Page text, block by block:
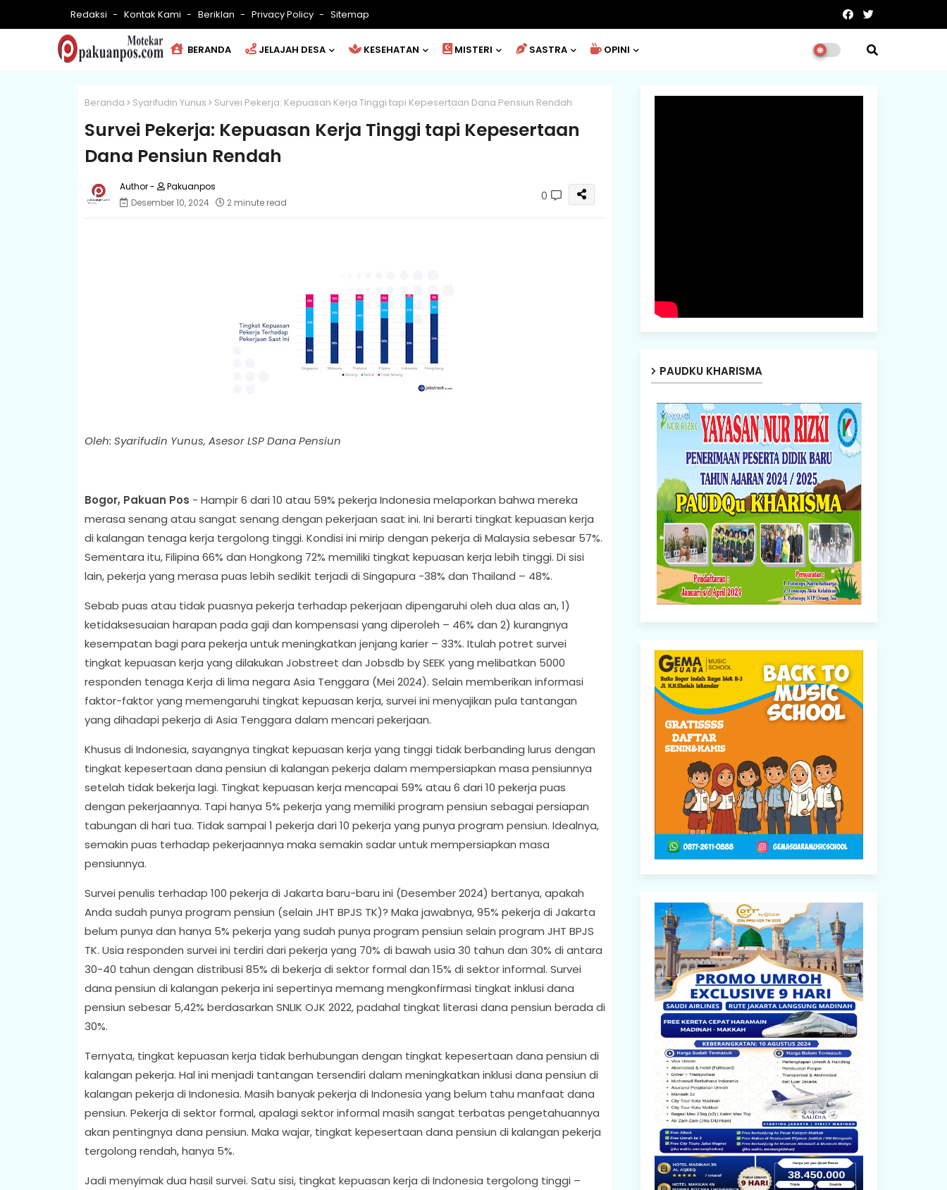
Redaksi Kontak Kami Beriklan Privacy Policy Sitemap
BERANDA JELAJAH DESA KESEHATAN MISTERI SASTRA OPINI
Beranda Syarifudin Yunus Survei Pekerja: Kepuasan Kerja Tinggi tapi Kepesertaan Dana Pensiun Rendah
Survei Pekerja: Kepuasan Kerja Tinggi tapi Kepesertaan
Dana Pensiun Rendah
Pakuanpos
Desember 10, 2024
2 minute read 0
Oleh: Syarifudin Yunus, Asesor LSP Dana Pensiun
Bogor, Pakuan Pos - Hampir 6 dari 10 atau 59% pekerja Indonesia melaporkan bahwa mereka
merasa senang atau sangat senang dengan pekerjaan saat ini. Ini berarti tingkat kepuasan kerja
di kalangan tenaga kerja tergolong tinggi. Kondisi ini mirip dengan pekerja di Malaysia sebesar 57%.
Sementara itu, Filipina 66% dan Hongkong 72% memiliki tingkat kepuasan kerja lebih tinggi. Di sisi
lain, pekerja yang merasa puas lebih sedikit terjadi di Singapura -38% dan Thailand – 48%.
Sebab puas atau tidak puasnya pekerja terhadap pekerjaan dipengaruhi oleh dua alas an, 1)
ketidaksesuaian harapan pada gaji dan kompensasi yang diperoleh – 46% dan 2) kurangnya
kesempatan bagi para pekerja untuk meningkatkan jenjang karier – 33%. Itulah potret survei
tingkat kepuasan kerja yang dilakukan Jobstreet dan Jobsdb by SEEK yang melibatkan 5000
responden tenaga Kerja di lima negara Asia Tenggara (Mei 2024). Selain memberikan informasi
faktor-faktor yang memengaruhi tingkat kepuasan kerja, survei ini menyajikan pula tantangan
yang dihadapi pekerja di Asia Tenggara dalam mencari pekerjaan.
Khusus di Indonesia, sayangnya tingkat kepuasan kerja yang tinggi tidak berbanding lurus dengan
tingkat kepesertaan dana pensiun di kalangan pekerja dalam mempersiapkan masa pensiunnya
setelah tidak bekerja lagi. Tingkat kepuasan kerja mencapai 59% atau 6 dari 10 pekerja puas
dengan pekerjaannya. Tapi hanya 5% pekerja yang memiliki program pensiun sebagai persiapan
tabungan di hari tua. Tidak sampai 1 pekerja dari 10 pekerja yang punya program pensiun. Idealnya,
semakin puas terhadap pekerjaannya maka semakin sadar untuk mempersiapkan masa
pensiunnya.
Survei penulis terhadap 100 pekerja di Jakarta baru-baru ini (Desember 2024) bertanya, apakah
Anda sudah punya program pensiun (selain JHT BPJS TK)? Maka jawabnya, 95% pekerja di Jakarta
belum punya dan hanya 5% pekerja yang sudah punya program pensiun selain program JHT BPJS
TK. Usia responden survei ini terdiri dari pekerja yang 70% di bawah usia 30 tahun dan 30% di antara
30-40 tahun dengan distribusi 85% di bekerja di sektor formal dan 15% di sektor informal. Survei
dana pensiun di kalangan pekerja ini sepertinya memang mengkonfirmasi tingkat inklusi dana
pensiun sebesar 5,42% berdasarkan SNLIK OJK 2022, padahal tingkat literasi dana pensiun berada di
30%.
Ternyata, tingkat kepuasan kerja tidak berhubungan dengan tingkat kepesertaan dana pensiun di
kalangan pekerja. Hal ini menjadi tantangan tersendiri dalam meningkatkan inklusi dana pensiun di
kalangan pekerja di Indonesia. Masih banyak pekerja di Indonesia yang belum tahu manfaat dana
pensiun. Pekerja di sektor formal, apalagi sektor informal masih sangat terbatas pengetahuannya
akan pentingnya dana pensiun. Maka wajar, tingkat kepesertaan dana pensiun di kalangan pekerja
tergolong rendah, hanya 5%.
Jadi menyimak dua hasil survei. Satu sisi, tingkat kepuasan kerja di Indonesia tergolong tinggi –
PAUDKU KHARISMA